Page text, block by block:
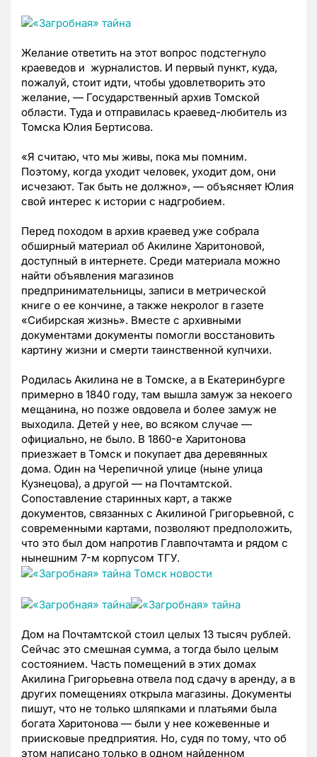
Желание ответить на этот вопрос подстегнуло
краеведов и журналистов. И первый пункт, куда,
пожалуй, стоит идти, чтобы удовлетворить это
желание, — Государственный архив Томской
области. Туда и отправилась краевед-любитель из
Томска Юлия Бертисова.
«Я считаю, что мы живы, пока мы помним.
Поэтому, когда уходит человек, уходит дом, они
исчезают. Так быть не должно», — объясняет Юлия
свой интерес к истории с надгробием.
Перед походом в архив краевед уже собрала
обширный материал об Акилине Харитоновой,
доступный в интернете. Среди материала можно
найти объявления магазинов
предпринимательницы, записи в метрической
книге о ее кончине, а также некролог в газете
«Сибирская жизнь». Вместе с архивными
документами документы помогли восстановить
картину жизни и смерти таинственной купчихи.
Родилась Акилина не в Томске, а в Екатеринбурге
примерно в 1840 году, там вышла замуж за некоего
мещанина, но позже овдовела и более замуж не
выходила. Детей у нее, во всяком случае —
официально, не было. В 1860-е Харитонова
приезжает в Томск и покупает два деревянных
дома. Один на Черепичной улице (ныне улица
Кузнецова), а другой — на Почтамтской.
Сопоставление старинных карт, а также
документов, связанных с Акилиной Григорьевной, с
современными картами, позволяют предположить,
что это был дом напротив Главпочтамта и рядом с
нынешним 7-м корпусом ТГУ.
Дом на Почтамтской стоил целых 13 тысяч рублей.
Сейчас это смешная сумма, а тогда было целым
состоянием. Часть помещений в этих домах
Акилина Григорьевна отвела под сдачу в аренду, а в
других помещениях открыла магазины. Документы
пишут, что не только шляпками и платьями была
богата Харитонова — были у нее кожевенные и
приисковые предприятия. Но, судя по тому, что об
этом написано только в одном найденном